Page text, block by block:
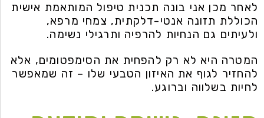
לאחר מכן אני בונה תכנית טיפול המותאמת אישית
הכוללת תזונה אנטי-דלקתית, צמחי מרפא,
ולעיתים גם הנחיות להרפיה ותרגילי נשימה.
המטרה היא לא רק להפחית את הסימפטומים, אלא
להחזיר לגוף את האיזון הטבעי שלו – זה שמאפשר
לחיות בשלווה וברוגע.